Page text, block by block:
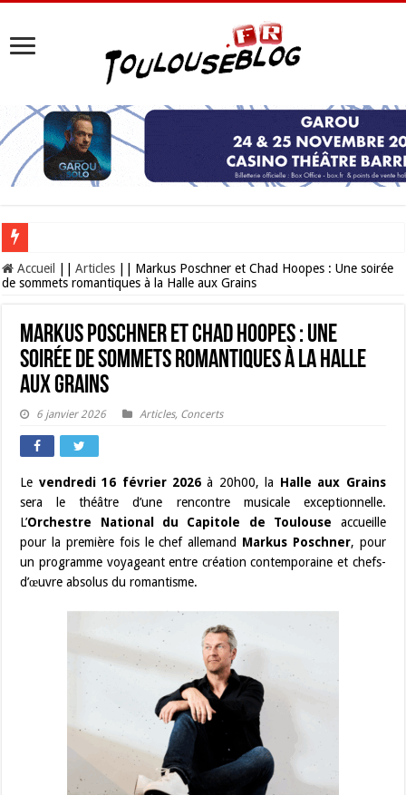
Les Nocturnes de la Cité de l’espace 2026 : l’événement incontournable de
Accueil Articles
Markus Poschner et Chad Hoopes : Une soirée
de sommets romantiques à la Halle aux Grains
Markus Poschner et Chad Hoopes : Une
soirée de sommets romantiques à la Halle
aux Grains
6 janvier 2026 Articles, Concerts
Le vendredi 16 février 2026 à 20h00, la Halle aux Grains
sera le théâtre d’une rencontre musicale exceptionnelle.
L’Orchestre National du Capitole de Toulouse accueille
pour la première fois le chef allemand Markus Poschner, pour
un programme voyageant entre création contemporaine et chefs-
d’œuvre absolus du romantisme.